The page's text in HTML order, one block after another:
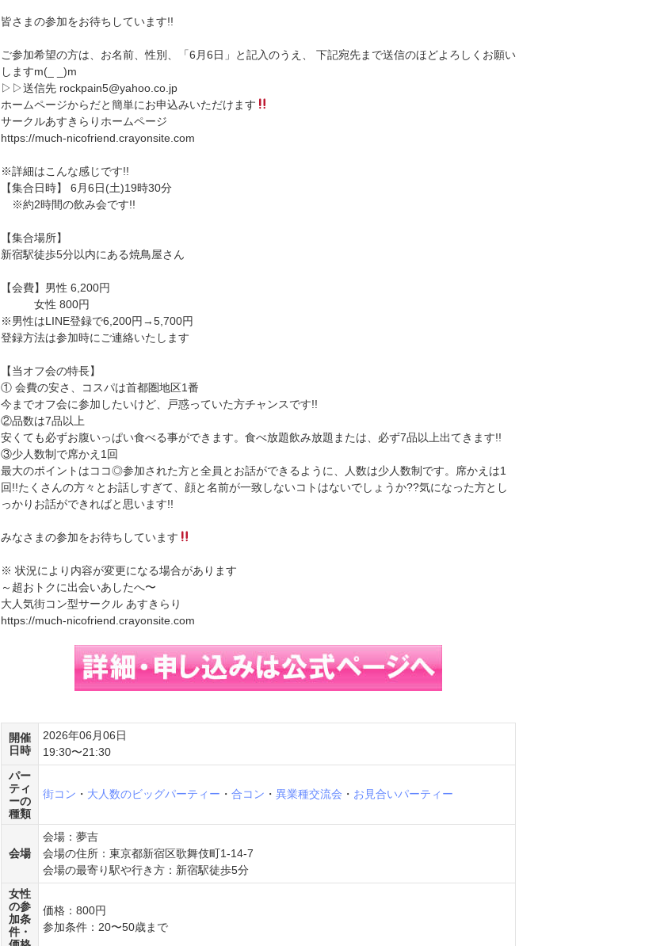
皆さまの参加をお待ちしています!!
ご参加希望の方は、お名前、性別、「6月6日」と記入のうえ、 下記宛先まで送信のほどよろしくお願い
しますm(_ _)m
▷▷送信先 rockpain5@yahoo.co.jp
ホームページからだと簡単にお申込みいただけます
サークルあすきらりホームページ
https://much-nicofriend.crayonsite.com
※詳細はこんな感じです!!
【集合日時】 6月6日(土)19時30分
※約2時間の飲み会です!!
【集合場所】
新宿駅徒歩5分以内にある焼鳥屋さん
【会費】男性 6,200円
女性 800円
※男性はLINE登録で6,200円→5,700円
登録方法は参加時にご連絡いたします
【当オフ会の特長】
① 会費の安さ、コスパは首都圏地区1番
今までオフ会に参加したいけど、戸惑っていた方チャンスです!!
②品数は7品以上
安くても必ずお腹いっぱい食べる事ができます。食べ放題飲み放題または、必ず7品以上出てきます!!
③少人数制で席かえ1回
最大のポイントはココ◎参加された方と全員とお話ができるように、人数は少人数制です。席かえは1
回!!たくさんの方々とお話しすぎて、顔と名前が一致しないコトはないでしょうか??気になった方とし
っかりお話ができればと思います!!
みなさまの参加をお待ちしています
※ 状況により内容が変更になる場合があります
～超おトクに出会いあしたへ〜
大人気街コン型サークル あすきらり
https://much-nicofriend.crayonsite.com
開催
日時
2026年06月06日
19:30〜21:30
パー
ティ
ーの
種類
街コン ・ 大人数のビッグパーティー ・ 合コン ・ 異業種交流会 ・ お見合いパーティー
会場
会場：夢吉
会場の住所：東京都新宿区歌舞伎町1-14-7
会場の最寄り駅や行き方：新宿駅徒歩5分
女性
の参
加条
件・
価格：800円
参加条件：20〜50歳まで